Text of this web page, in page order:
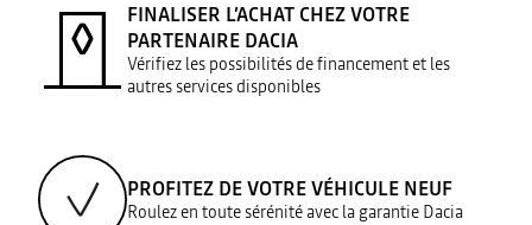
FINALISER L’ACHAT CHEZ VOTRE
PARTENAIRE DACIA
Vérifiez les possibilités de financement et les
autres services disponibles
PROFITEZ DE VOTRE VÉHICULE NEUF
Roulez en toute sérénité avec la garantie Dacia